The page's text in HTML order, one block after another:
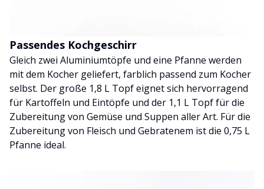
Passendes Kochgeschirr
Gleich zwei Aluminiumtöpfe und eine Pfanne werden
mit dem Kocher geliefert, farblich passend zum Kocher
selbst. Der große 1,8 L Topf eignet sich hervorragend
für Kartoffeln und Eintöpfe und der 1,1 L Topf für die
Zubereitung von Gemüse und Suppen aller Art. Für die
Zubereitung von Fleisch und Gebratenem ist die 0,75 L
Pfanne ideal.